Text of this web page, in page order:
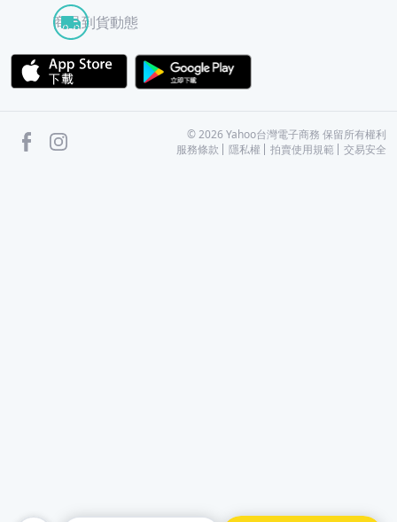
商品到貨動態
APP Store
facebook ©2026 Yahoo台灣電子商務 保留所有權利
服務條款
隱私權 拍賣使用規範 交易安全